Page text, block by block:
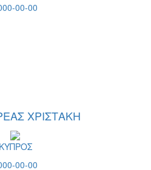
00-00
ΧΡΙΣΤΑΚΗ
ΚΥΠΡΟΣ
00-00